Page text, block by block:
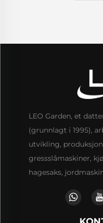
LEO Garden, et
(grunnlagt i 1995),
utvikling,
gressslåmaskiner,
hagesaks,